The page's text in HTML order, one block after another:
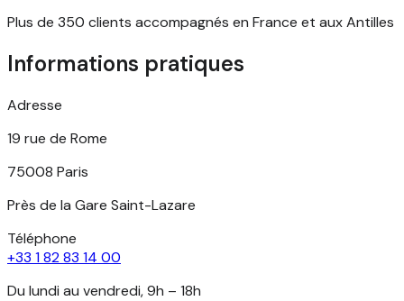
Plus de 350 clients accompagnés en France et aux Antilles
Informations pratiques
Adresse
19 rue de Rome
75008 Paris
Près de la Gare Saint-Lazare
Téléphone
+33 1 82 83 14 00
Du lundi au vendredi, 9h – 18h